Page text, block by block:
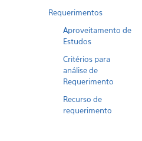
Requerimentos
Aproveitamento de
Estudos
Critérios para
análise de
Requerimento
Recurso de
requerimento